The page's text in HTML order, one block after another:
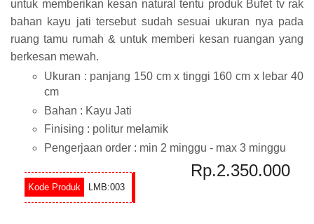
untuk memberikan kesan natural tentu produk Bufet tv rak
bahan kayu jati tersebut sudah sesuai ukuran nya pada
ruang tamu rumah & untuk memberi kesan ruangan yang
berkesan mewah.
Ukuran : panjang 150 cm x tinggi 160 cm x lebar 40
cm
Bahan : Kayu Jati
Finising : politur melamik
Pengerjaan order : min 2 minggu - max 3 minggu
LMB:003
Rp.2.350.000